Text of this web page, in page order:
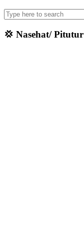
💢 Nasehat/ Pitutur